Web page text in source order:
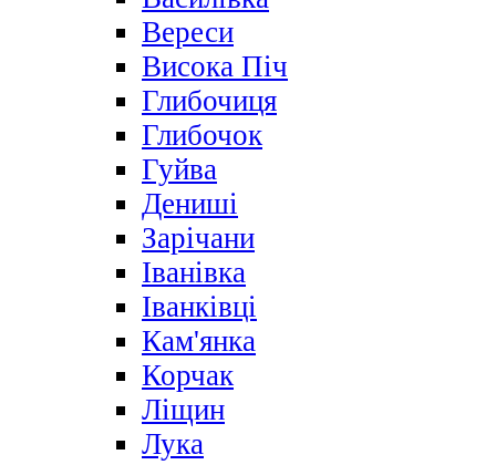
Вереси
Висока Піч
Глибочиця
Глибочок
Гуйва
Дениші
Зарічани
Іванівка
Іванківці
Кам'янка
Корчак
Ліщин
Лука